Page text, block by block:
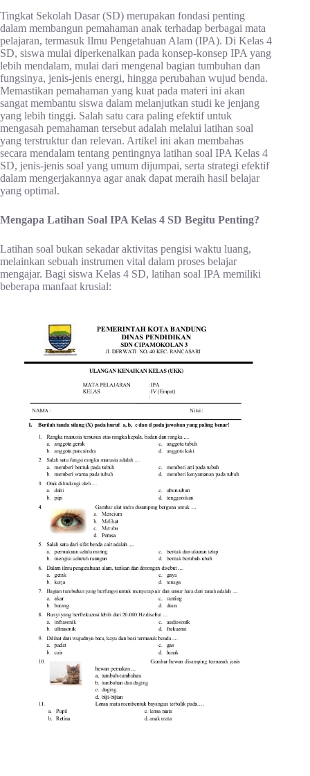
Tingkat Sekolah Dasar (SD) merupakan fondasi penting
dalam membangun pemahaman anak terhadap berbagai mata
pelajaran, termasuk Ilmu Pengetahuan Alam (IPA). Di Kelas 4
SD, siswa mulai diperkenalkan pada konsep-konsep IPA yang
lebih mendalam, mulai dari mengenal bagian tumbuhan dan
fungsinya, jenis-jenis energi, hingga perubahan wujud benda.
Memastikan pemahaman yang kuat pada materi ini akan
sangat membantu siswa dalam melanjutkan studi ke jenjang
yang lebih tinggi. Salah satu cara paling efektif untuk
mengasah pemahaman tersebut adalah melalui latihan soal
yang terstruktur dan relevan. Artikel ini akan membahas
secara mendalam tentang pentingnya latihan soal IPA Kelas 4
SD, jenis-jenis soal yang umum dijumpai, serta strategi efektif
dalam mengerjakannya agar anak dapat meraih hasil belajar
yang optimal.
Mengapa Latihan Soal IPA Kelas 4 SD Begitu Penting?
Latihan soal bukan sekadar aktivitas pengisi waktu luang,
melainkan sebuah instrumen vital dalam proses belajar
mengajar. Bagi siswa Kelas 4 SD, latihan soal IPA memiliki
beberapa manfaat krusial: